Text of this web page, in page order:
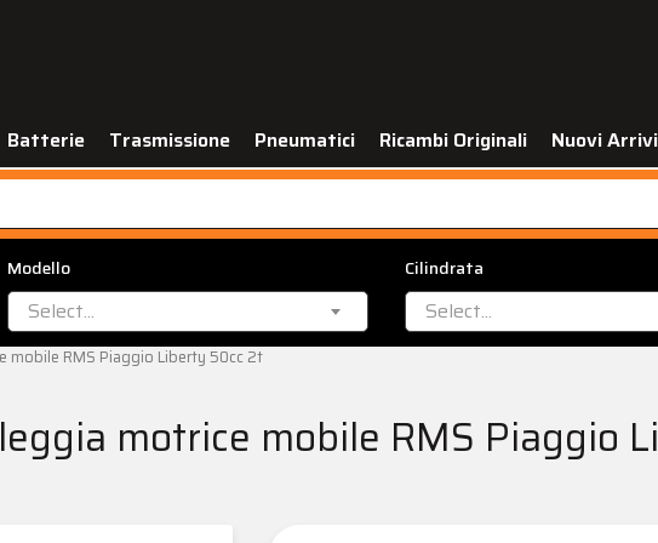
Batterie Trasmissione Pneumatici Ricambi Originali Nuovi Arrivi
Modello
Select...
Cilindrata
Select...
mobile RMS Piaggio Liberty 50cc 2t
motrice mobile RMS Piaggio